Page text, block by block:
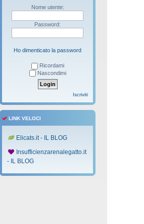
Prossimo
Nome utente:
Password:
Ho dimenticato la password
Ricordami
Nascondimi
Iscriviti
LINK VELOCI
Elicats.it - IL BLOG
Insufficienzarenalegatto.it
- IL BLOG